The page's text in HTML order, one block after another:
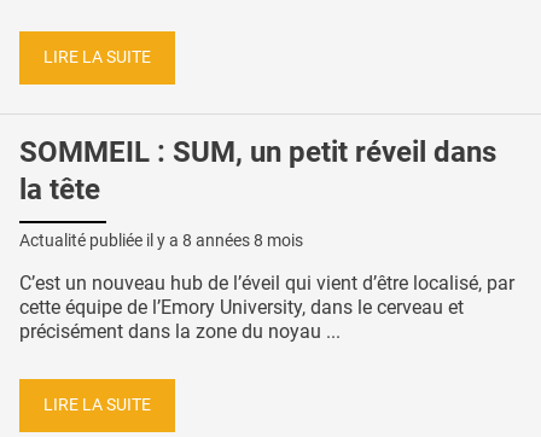
LIRE LA SUITE
SOMMEIL : SUM, un petit réveil dans
la tête
Actualité publiée il y a 8 années 8 mois
C’est un nouveau hub de l’éveil qui vient d’être localisé, par
cette équipe de l’Emory University, dans le cerveau et
précisément dans la zone du noyau ...
LIRE LA SUITE